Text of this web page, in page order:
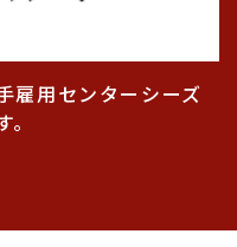
雇用センターシーズ